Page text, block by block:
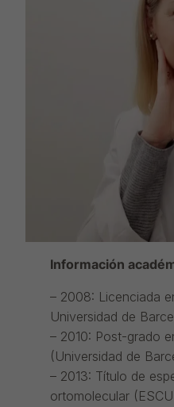
Información
– 2008: Licenciada
Universidad de
– 2010: Post-grado
(Universidad de
– 2013: Título de
ortomolecular